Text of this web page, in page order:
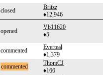
closed
Britzz
♦12,946
opened
Vb11620
♦5
commented
Everteal
♦1,379
commented
ThomCJ
♦166